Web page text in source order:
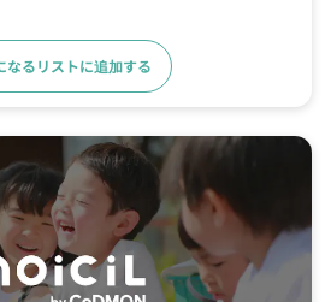
なるリストに追加する